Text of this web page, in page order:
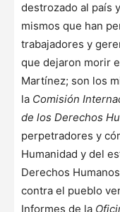
destrozado al país
mismos que han
trabajadores y
que dejaron morir
Martínez; son los
la Comisión
de los Derechos
perpetradores y
Humanidad y del
Derechos
contra el pueblo
Informes de la